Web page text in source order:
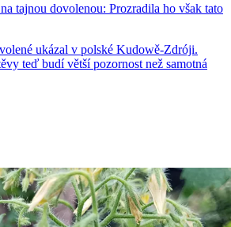
tajnou dovolenou: Prozradila ho však tato
ukázal v polské Kudowě-Zdróji.
teď budí větší pozornost než samotná